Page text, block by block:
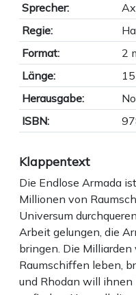
Sprecher:
Regie:
Format:
2
Länge:
Herausgabe:
ISBN:
Klappentext
Die Endlose Armada
Millionen von
Universum
Arbeit gelungen, die
bringen. Die
Raumschiffen leben,
und Rhodan will